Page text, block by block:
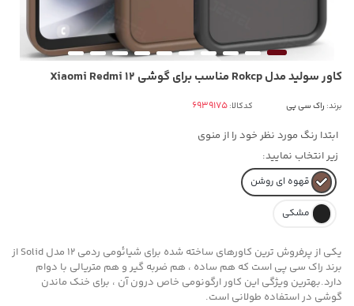
کاور سولید مدل Rokcp مناسب برای گوشی Xiaomi Redmi 12
برند: راک سی پی کدکالا:
ابتدا رنگ مورد نظر خود را از منوی
زیر انتخاب نمایید:
قهوه ای روشن
مشکی
یکی از پرفروش ترین کاورهای ساخته شده برای شیائومی ردمی 12 مدل Solid از
برند راک سی پی است که هم ساده ، هم ضربه گیر و هم متریالی با دوام
دارد.بهترین ویژگی این کاور ارگونومی خاص درون آن ، برای خنک ماندن
گوشی در استفاده طولانی است.